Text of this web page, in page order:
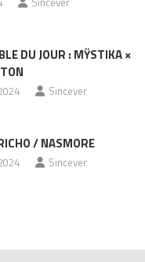
DU JOUR : MŸSTIKA ×
Sincever
/ NASMORE
Sincever